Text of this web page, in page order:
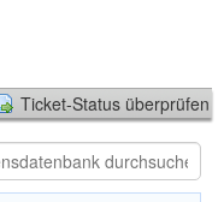
Ticket-Status überprüfen